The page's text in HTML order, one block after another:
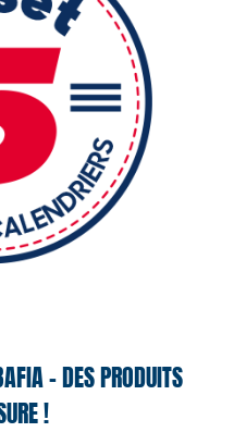
– DES PRODUITS
!